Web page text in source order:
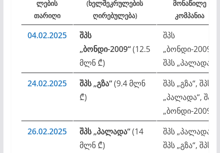
ლების
თარიღი
(ხელშეკრულების
ღირებულება)
მონაწილე
კომპანია
04.02.2025
შპს
„ბონდი-2009“(12.5
მლნ ₾)
შპს
„ბონდი-2009“,
შპს „პალადა“
24.02.2025
შპს „გზა“(9.4 მლნ
₾)
შპს „გზა“, შპს
„პალადა“, შპს
„ბონდი-2009“
26.02.2025
შპს „პალადა“(14
მლნ ₾)
შპს „პალადა“,
შპს „გზა“, შპს